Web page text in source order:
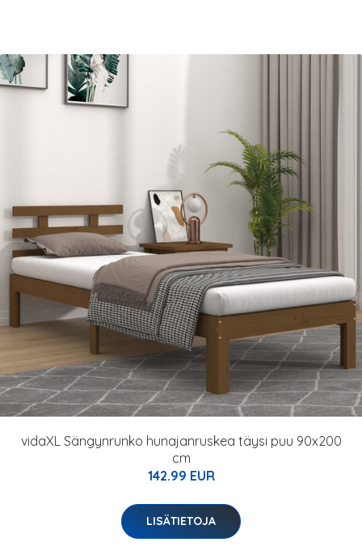
vidaXL Sängynrunko hunajanruskea täysi puu 90x200
cm
142.99 EUR
LISÄTIETOJA